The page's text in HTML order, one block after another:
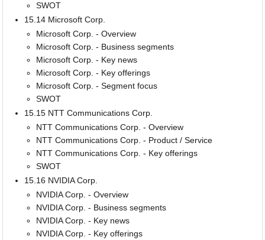
SWOT
15.14 Microsoft Corp.
Microsoft Corp. - Overview
Microsoft Corp. - Business segments
Microsoft Corp. - Key news
Microsoft Corp. - Key offerings
Microsoft Corp. - Segment focus
SWOT
15.15 NTT Communications Corp.
NTT Communications Corp. - Overview
NTT Communications Corp. - Product / Service
NTT Communications Corp. - Key offerings
SWOT
15.16 NVIDIA Corp.
NVIDIA Corp. - Overview
NVIDIA Corp. - Business segments
NVIDIA Corp. - Key news
NVIDIA Corp. - Key offerings